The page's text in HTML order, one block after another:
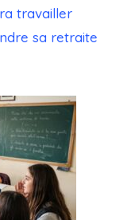
travailler
sa retraite